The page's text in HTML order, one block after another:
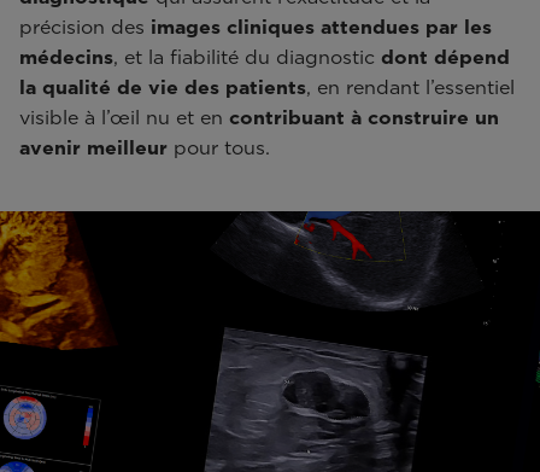
précision des images cliniques attendues par les
médecins, et la fiabilité du diagnostic dont dépend
la qualité de vie des patients, en rendant l’essentiel
visible à l’œil nu et en contribuant à construire un
avenir meilleur pour tous.